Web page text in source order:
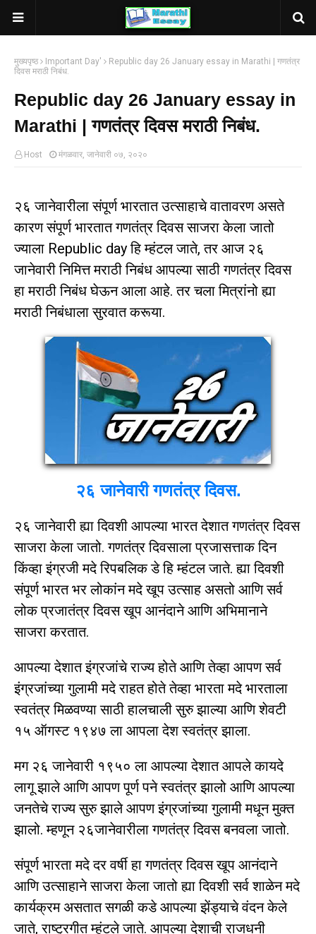
मुख्यपृष्ठ Important Day'
Republic day 26 January essay in Marathi | गणतंत्र
दिवस मराठी निबंध.
Republic day 26 January essay in
Marathi | गणतंत्र दिवस मराठी निबंध.
Host मंगळवार, जानेवारी ०७, २०२०
२६ जानेवारीला संपूर्ण भारतात उत्साहाचे वातावरण असते
कारण संपूर्ण भारतात गणतंत्र दिवस साजरा केला जातो
ज्याला Republic day हि म्हंटल जाते, तर आज २६
जानेवारी निमित्त मराठी निबंध आपल्या साठी गणतंत्र दिवस
हा मराठी निबंध घेऊन आला आहे. तर चला मित्रांनो ह्या
मराठी निबंधाला सुरवात करूया.
२६ जानेवारी गणतंत्र दिवस.
२६ जानेवारी ह्या दिवशी आपल्या भारत देशात गणतंत्र दिवस
साजरा केला जातो. गणतंत्र दिवसाला प्रजासत्ताक दिन
किंव्हा इंग्रजी मदे रिपबलिक डे हि म्हंटल जाते. ह्या दिवशी
संपूर्ण भारत भर लोकांन मदे खूप उत्साह असतो आणि सर्व
लोक प्रजातंत्र दिवस खूप आनंदाने आणि अभिमानाने
साजरा करतात.
आपल्या देशात इंग्रजांचे राज्य होते आणि तेव्हा आपण सर्व
इंग्रजांच्या गुलामी मदे राहत होते तेव्हा भारता मदे भारताला
स्वतंत्र मिळवण्या साठी हालचाली सुरु झाल्या आणि शेवटी
१५ ऑगस्ट १९४७ ला आपला देश स्वतंत्र झाला.
मग २६ जानेवारी १९५० ला आपल्या देशात आपले कायदे
लागू झाले आणि आपण पूर्ण पने स्वतंत्र झालो आणि आपल्या
जनतेचे राज्य सुरु झाले आपण इंग्रजांच्या गुलामी मधून मुक्त
झालो. म्हणून २६जानेवारीला गणतंत्र दिवस बनवला जातो.
संपूर्ण भारता मदे दर वर्षी हा गणतंत्र दिवस खूप आनंदाने
आणि उत्साहाने साजरा केला जातो ह्या दिवशी सर्व शाळेन मदे
कार्यक्रम असतात सगळी कडे आपल्या झेंड्याचे वंदन केले
जाते, राष्ट्रगीत म्हंटले जाते. आपल्या देशाची राजधनी